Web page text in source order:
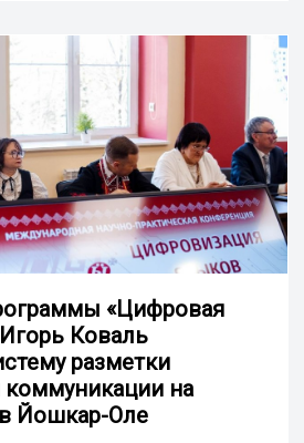
«Цифровая
Коваль
разметки
коммуникации на
Йошкар-Оле